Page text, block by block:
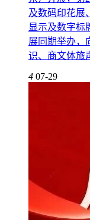
及数码印花展
显示及数字标
展同期举办，
识、商文体旅
4 07-29